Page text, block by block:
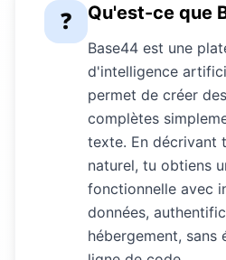
❓ Qu'est-ce que
Base44 est une
d'intelligence
permet de créer
complètes
texte. En décrivant
naturel, tu obtiens
fonctionnelle avec
données,
hébergement, sans